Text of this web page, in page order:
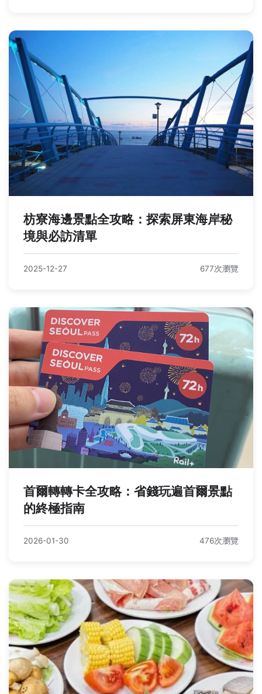
枋寮海邊景點全攻略：探索屏東海岸秘
境與必訪清單
2025-12-27 677次瀏覽
首爾轉轉卡全攻略：省錢玩遍首爾景點
的終極指南
2026-01-30 476次瀏覽